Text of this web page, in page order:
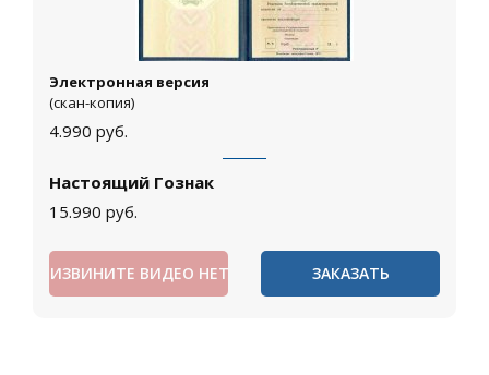
Электронная версия
(скан-копия)
4.990 руб.
Настоящий Гознак
15.990 руб.
ИЗВИНИТЕ ВИДЕО НЕТ ЗАКАЗАТЬ